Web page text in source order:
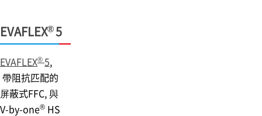
EVAFLEX®5
EVAFLEX®5,
帶阻抗匹配的
屏蔽式FFC, 與
V-by-one® HS